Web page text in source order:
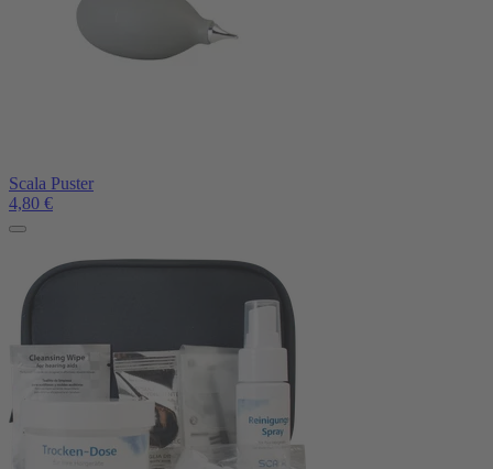
Scala Puster
4,80 €